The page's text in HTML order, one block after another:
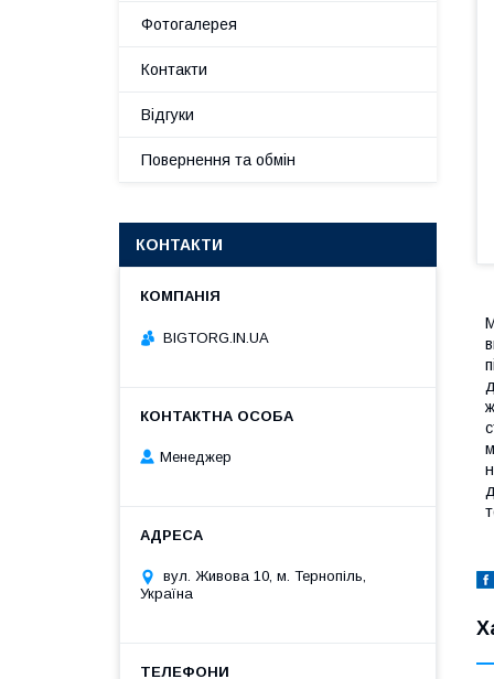
Фотогалерея
Контакти
Відгуки
Повернення та обмін
КОНТАКТИ
BIGTORG.IN.UA
Менеджер
вул. Живова 10, м. Тернопіль,
Україна